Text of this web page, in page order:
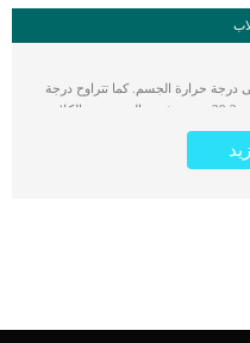
درجة حرارة الجسم. كما تتراوح درجة
الحرارة الطبيعية فى جسم الكلاب بين 38,3 إلى 39,2 درجة مئوية. الحمى عند الكلاب
. اقرأ ايضا: أنفلونزا الكلاب:
تهدد الحمى حياة الكلب إذا وصلت درجة
تدل على اصابة كلبك بالحمى تتنوع اعراص اصابة